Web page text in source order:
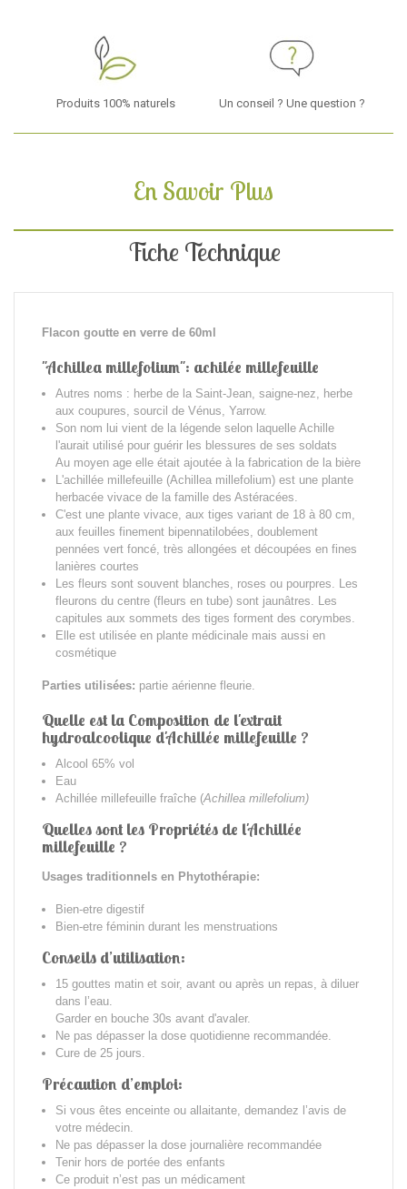
Produits 100% naturels Un conseil ? Une question ?
En Savoir Plus
Fiche Technique
Flacon goutte en verre de 60ml
"Achillea millefolium": achilée millefeuille
Autres noms : herbe de la Saint-Jean, saigne-nez, herbe
aux coupures, sourcil de Vénus, Yarrow.
Son nom lui vient de la légende selon laquelle Achille
l'aurait utilisé pour guérir les blessures de ses soldats
Au moyen age elle était ajoutée à la fabrication de la bière
L'achillée millefeuille (Achillea millefolium) est une plante
herbacée vivace de la famille des Astéracées.
C'est une plante vivace, aux tiges variant de 18 à 80 cm,
aux feuilles finement bipennatilobées, doublement
pennées vert foncé, très allongées et découpées en fines
lanières courtes
Les fleurs sont souvent blanches, roses ou pourpres. Les
fleurons du centre (fleurs en tube) sont jaunâtres. Les
capitules aux sommets des tiges forment des corymbes.
Elle est utilisée en plante médicinale mais aussi en
cosmétique
Parties utilisées: partie aérienne fleurie.
Quelle est la Composition de l'extrait
hydroalcoolique d'Achillée millefeuille ?
Alcool 65% vol
Eau
Achillée millefeuille fraîche (Achillea millefolium)
Quelles sont les Propriétés de l'Achillée
millefeuille ?
Usages traditionnels en Phytothérapie:
Bien-etre digestif
Bien-etre féminin durant les menstruations
Conseils d’utilisation:
15 gouttes matin et soir, avant ou après un repas, à diluer
dans l’eau.
Garder en bouche 30s avant d'avaler.
Ne pas dépasser la dose quotidienne recommandée.
Cure de 25 jours.
Précaution d’emploi:
Si vous êtes enceinte ou allaitante, demandez l’avis de
votre médecin.
Ne pas dépasser la dose journalière recommandée
Tenir hors de portée des enfants
Ce produit n’est pas un médicament